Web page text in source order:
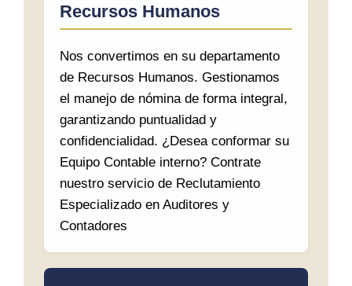
Recursos Humanos
Nos convertimos en su departamento
de Recursos Humanos. Gestionamos
el manejo de nómina de forma integral,
garantizando puntualidad y
confidencialidad. ¿Desea conformar su
Equipo Contable interno? Contrate
nuestro servicio de Reclutamiento
Especializado en Auditores y
Contadores